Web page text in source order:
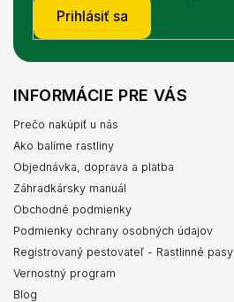
Prihlásiť sa
INFORMÁCIE PRE VÁS
Prečo nakúpiť u nás
Ako balíme rastliny
Objednávka, doprava a platba
Záhradkársky manuál
Obchodné podmienky
Podmienky ochrany osobných údajov
Registrovaný pestovateľ - Rastlinné pasy
Vernostný program
Blog